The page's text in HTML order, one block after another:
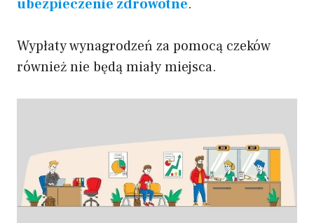
ubezpieczenie zdrowotne.
Wypłaty wynagrodzeń za pomocą czeków
również nie będą miały miejsca.